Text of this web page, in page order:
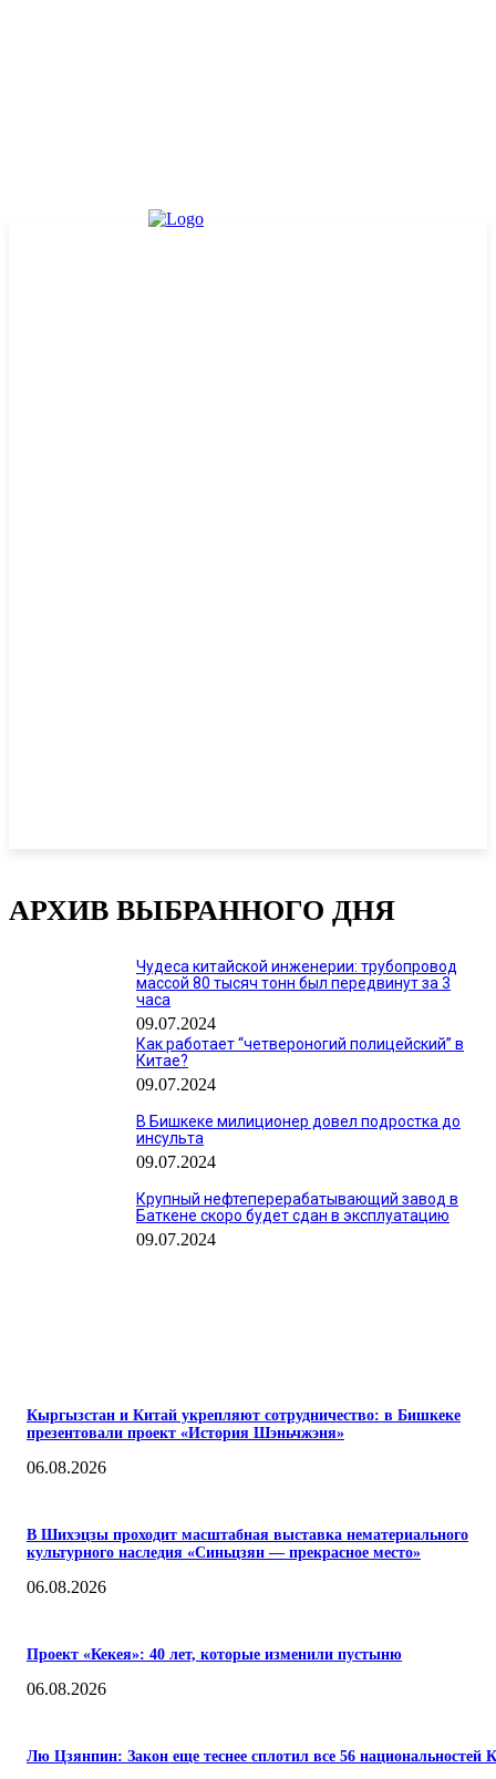
АРХИВ ВЫБРАННОГО ДНЯ
Чудеса китайской инженерии: трубопровод
массой 80 тысяч тонн был передвинут за 3
часа
09.07.2024
Как работает “четвероногий полицейский” в
Китае?
09.07.2024
В Бишкеке милиционер довел подростка до
инсульта
09.07.2024
Крупный нефтеперерабатывающий завод в
Баткене скоро будет сдан в эксплуатацию
09.07.2024
Кыргызстан и Китай укрепляют сотрудничество: в Бишкеке
презентовали проект «История Шэньчжэня»
06.08.2026
В Шихэцзы проходит масштабная выставка нематериального
культурного наследия «Синьцзян — прекрасное место»
06.08.2026
Проект «Кекея»: 40 лет, которые изменили пустыню
06.08.2026
Лю Цзянпин: Закон еще теснее сплотил все 56 национальностей